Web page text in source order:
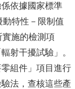
依據國家標準
特性－限制值
施的檢測項
射干擾試驗」。
組件」項目進行
法，查核這些產